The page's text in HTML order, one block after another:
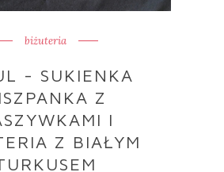
biżuteria
- SUKIENKA
Z
I
Z BIAŁYM